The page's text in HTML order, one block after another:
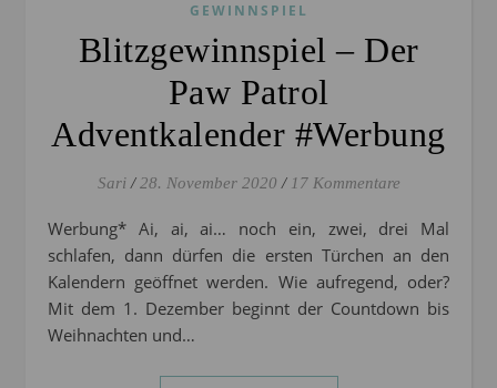
GEWINNSPIEL
Blitzgewinnspiel – Der
Paw Patrol
Adventkalender #Werbung
Sari / 28. November 2020 / 17 Kommentare
Werbung* Ai, ai, ai… noch ein, zwei, drei Mal
schlafen, dann dürfen die ersten Türchen an den
Kalendern geöffnet werden. Wie aufregend, oder?
Mit dem 1. Dezember beginnt der Countdown bis
Weihnachten und…